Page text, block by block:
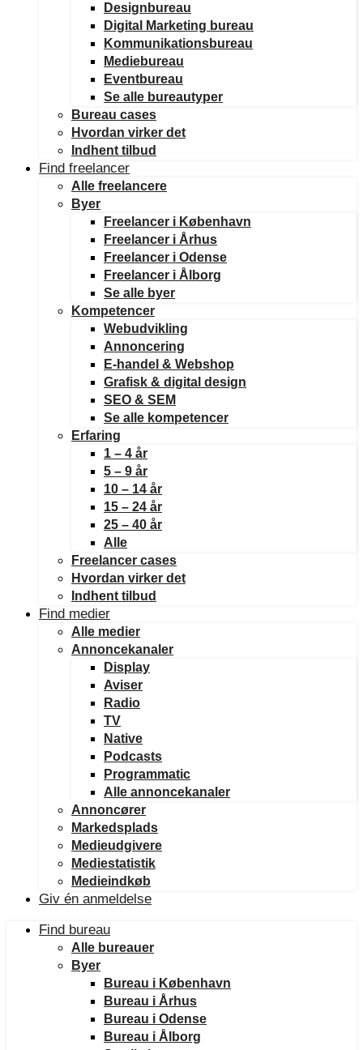
Designbureau
Digital Marketing bureau
Kommunikationsbureau
Mediebureau
Eventbureau
Se alle bureautyper
Bureau cases
Hvordan virker det
Indhent tilbud
Find freelancer
Alle freelancere
Byer
Freelancer i København
Freelancer i Århus
Freelancer i Odense
Freelancer i Ålborg
Se alle byer
Kompetencer
Webudvikling
Annoncering
E-handel & Webshop
Grafisk & digital design
SEO & SEM
Se alle kompetencer
Erfaring
1 – 4 år
5 – 9 år
10 – 14 år
15 – 24 år
25 – 40 år
Alle
Freelancer cases
Hvordan virker det
Indhent tilbud
Find medier
Alle medier
Annoncekanaler
Display
Aviser
Radio
TV
Native
Podcasts
Programmatic
Alle annoncekanaler
Annoncører
Markedsplads
Medieudgivere
Mediestatistik
Medieindkøb
Giv én anmeldelse
Find bureau
Alle bureauer
Byer
Bureau i København
Bureau i Århus
Bureau i Odense
Bureau i Ålborg